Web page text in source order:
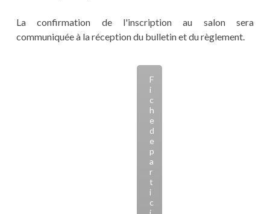
La confirmation de l'inscription au salon sera
communiquée à la réception du bulletin et du règlement.
F
i
c
h
e
d
e
p
a
r
t
i
c